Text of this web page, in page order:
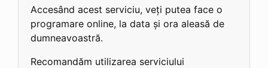
Accesând acest serviciu, veți putea face o
programare online, la data și ora aleasă de
dumneavoastră.
Recomandăm utilizarea serviciului